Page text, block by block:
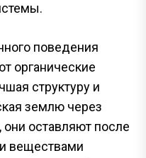
поведения
органические
структуру и
землю через
оставляют после
веществами